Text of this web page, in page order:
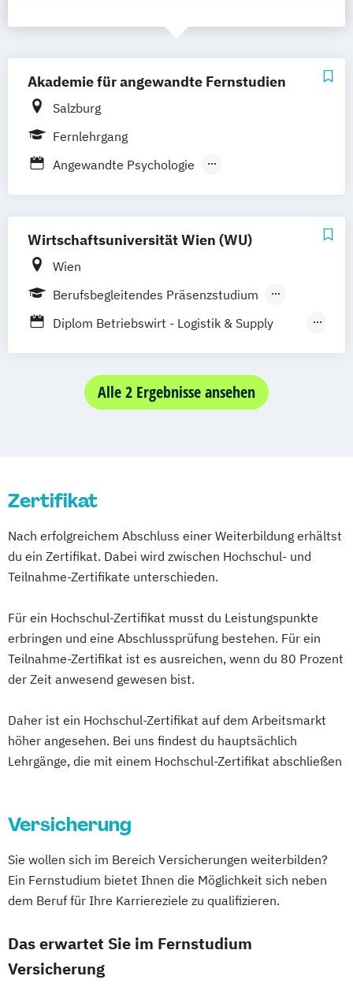
Akademie für angewandte Fernstudien
Salzburg
Fernlehrgang
Angewandte Psychologie
Betriebliches Gesundheitsmanagement
Betriebliches Gesundheitsmanagement
(Professionell)
Betriebswirtschaft
Bilanzierung
Buchhaltung
Buchhaltung und Bilanzierung
Controlling
Creative Director/-in
Customer Relationship Management
Eishockey-Management
Ernährungslehre
Europäisches und Internationales
Eventmanagement
Finance and Management
Finanz- und Rechnungswesen
Fitness and Health Care Management
Fußball-Management (Internationales)
Fußballtraining und -management
(Professionell)
Wirtschaftsuniversität Wien (WU)
Wien
Berufsbegleitendes Präsenzstudium
Berufsbegleitender Präsenzlehrgang
Diplom Betriebswirt - Logistik & Supply
Diplom Betriebswirt - Risiko- &
Versicherungsmanagement
Executive MBA PGM
Health Care Management
International Tax Law
MBA Energy Management
MBA Entrepreneurship & Innovation
MBA Finance
MBA Health Care Management
MBA Project Management
MBA Public Auditing
MBA Sozialmanagement
Master of Legal Studies
Master of Legal Studies (EBL)
Post Graduate Management (PGM)
Professional MBA
Sozialmanagement
Tourismus- & Eventmanagement
Alle 2 Ergebnisse ansehen
Zertifikat
Nach erfolgreichem Abschluss einer Weiterbildung erhältst
du ein Zertifikat. Dabei wird zwischen Hochschul- und
Teilnahme-Zertifikate unterschieden.
Für ein Hochschul-Zertifikat musst du Leistungspunkte
erbringen und eine Abschlussprüfung bestehen. Für ein
Teilnahme-Zertifikat ist es ausreichen, wenn du 80 Prozent
der Zeit anwesend gewesen bist.
Daher ist ein Hochschul-Zertifikat auf dem Arbeitsmarkt
höher angesehen. Bei uns findest du hauptsächlich
Lehrgänge, die mit einem Hochschul-Zertifikat abschließen
Versicherung
Sie wollen sich im Bereich Versicherungen weiterbilden?
Ein Fernstudium bietet Ihnen die Möglichkeit sich neben
dem Beruf für Ihre Karriereziele zu qualifizieren.
Das erwartet Sie im Fernstudium
Versicherung